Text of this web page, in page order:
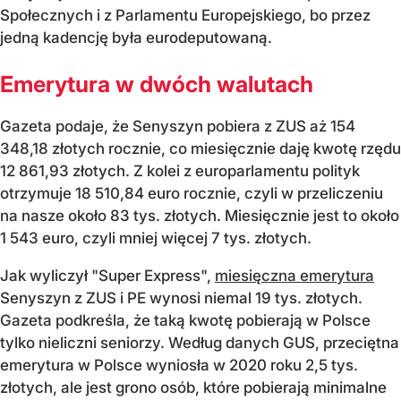
Społecznych i z Parlamentu Europejskiego, bo przez
jedną kadencję była eurodeputowaną.
Emerytura w dwóch walutach
Gazeta podaje, że Senyszyn pobiera z ZUS aż 154
348,18 złotych rocznie, co miesięcznie daję kwotę rzędu
12 861,93 złotych. Z kolei z europarlamentu polityk
otrzymuje 18 510,84 euro rocznie, czyli w przeliczeniu
na nasze około 83 tys. złotych. Miesięcznie jest to około
1 543 euro, czyli mniej więcej 7 tys. złotych.
Jak wyliczył "Super Express", miesięczna emerytura
Senyszyn z ZUS i PE wynosi niemal 19 tys. złotych.
Gazeta podkreśla, że taką kwotę pobierają w Polsce
tylko nieliczni seniorzy. Według danych GUS, przeciętna
emerytura w Polsce wyniosła w 2020 roku 2,5 tys.
złotych, ale jest grono osób, które pobierają minimalne